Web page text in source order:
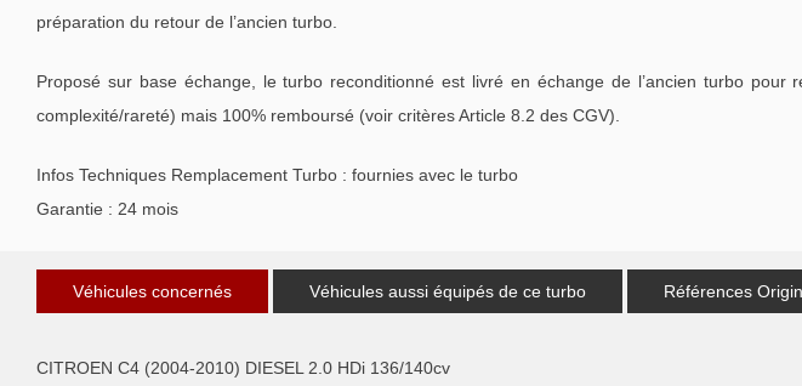
préparation du retour de l’ancien turbo.
Proposé sur base échange, le turbo reconditionné est livré en échange de l’ancien turbo
complexité/rareté) mais 100% remboursé (voir critères Article 8.2 des CGV).
Infos Techniques Remplacement Turbo : fournies avec le turbo
Garantie : 24 mois
Véhicules concernés Véhicules aussi équipés de ce turbo Références
CITROEN C4 (2004-2010) DIESEL 2.0 HDi 136/140cv